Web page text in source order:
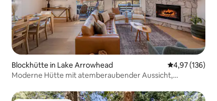
Blockhütte in Lake Arrowhead
4,97 (136)
Moderne Hütte mit atemberaubender Aussicht,